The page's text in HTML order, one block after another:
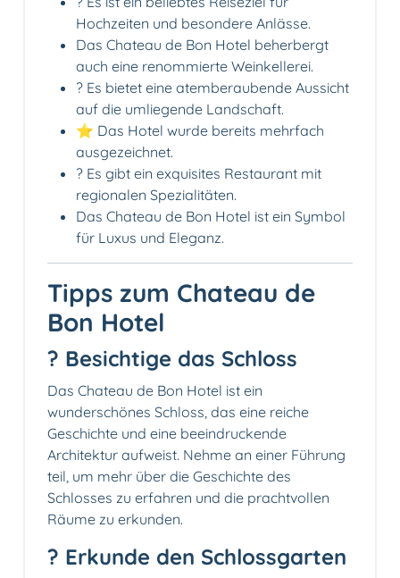
Hochzeiten und besondere Anlässe.
Das Chateau de Bon Hotel beherbergt
auch eine renommierte Weinkellerei.
? Es bietet eine atemberaubende Aussicht
auf die umliegende Landschaft.
⭐️ Das Hotel wurde bereits mehrfach
ausgezeichnet.
?️ Es gibt ein exquisites Restaurant mit
regionalen Spezialitäten.
Das Chateau de Bon Hotel ist ein Symbol
für Luxus und Eleganz.
Tipps zum Chateau de
Bon Hotel
? Besichtige das Schloss
Das Chateau de Bon Hotel ist ein
wunderschönes Schloss, das eine reiche
Geschichte und eine beeindruckende
Architektur aufweist. Nehme an einer Führung
teil, um mehr über die Geschichte des
Schlosses zu erfahren und die prachtvollen
Räume zu erkunden.
? Erkunde den Schlossgarten